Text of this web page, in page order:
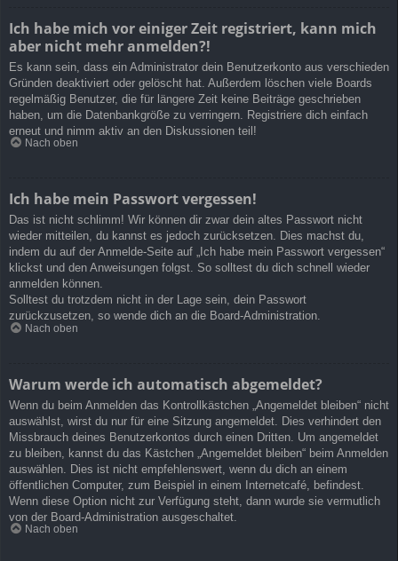
Ich habe mich vor einiger Zeit registriert, kann mich
aber nicht mehr anmelden?!
Es kann sein, dass ein Administrator dein Benutzerkonto aus verschieden
Gründen deaktiviert oder gelöscht hat. Außerdem löschen viele Boards
regelmäßig Benutzer, die für längere Zeit keine Beiträge geschrieben
haben, um die Datenbankgröße zu verringern. Registriere dich einfach
erneut und nimm aktiv an den Diskussionen teil!
Nach oben
Ich habe mein Passwort vergessen!
Das ist nicht schlimm! Wir können dir zwar dein altes Passwort nicht
wieder mitteilen, du kannst es jedoch zurücksetzen. Dies machst du,
indem du auf der Anmelde-Seite auf „Ich habe mein Passwort vergessen“
klickst und den Anweisungen folgst. So solltest du dich schnell wieder
anmelden können.
Solltest du trotzdem nicht in der Lage sein, dein Passwort
zurückzusetzen, so wende dich an die Board-Administration.
Nach oben
Warum werde ich automatisch abgemeldet?
Wenn du beim Anmelden das Kontrollkästchen „Angemeldet bleiben“ nicht
auswählst, wirst du nur für eine Sitzung angemeldet. Dies verhindert den
Missbrauch deines Benutzerkontos durch einen Dritten. Um angemeldet
zu bleiben, kannst du das Kästchen „Angemeldet bleiben“ beim Anmelden
auswählen. Dies ist nicht empfehlenswert, wenn du dich an einem
öffentlichen Computer, zum Beispiel in einem Internetcafé, befindest.
Wenn diese Option nicht zur Verfügung steht, dann wurde sie vermutlich
von der Board-Administration ausgeschaltet.
Nach oben